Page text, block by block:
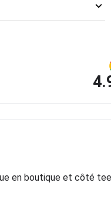
en boutique et côté